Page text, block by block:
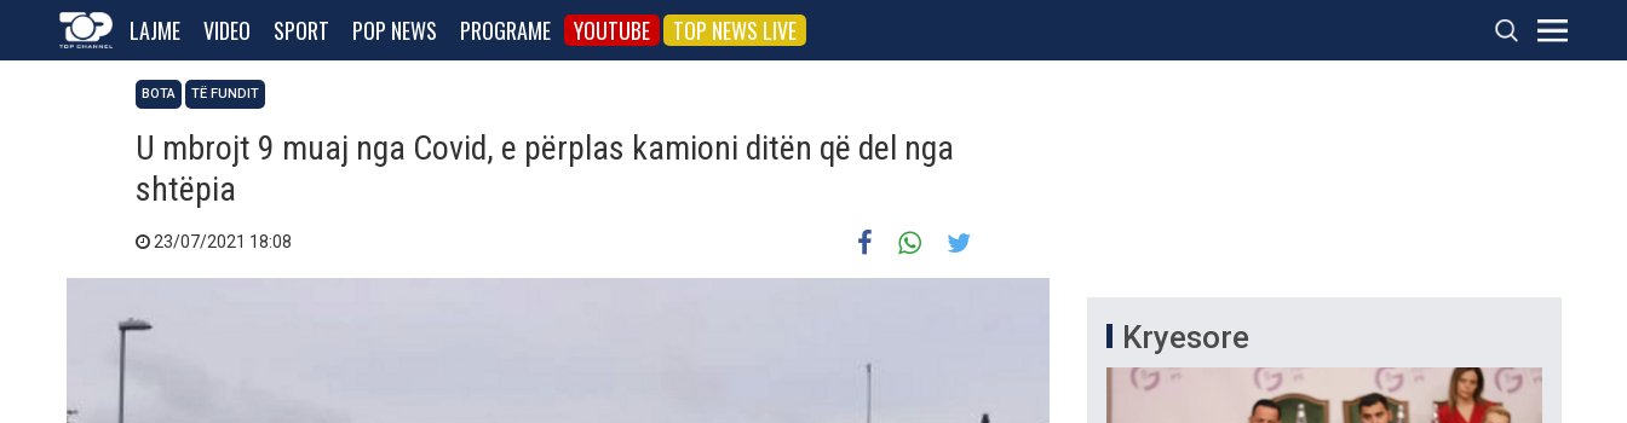
LAJME VIDEO SPORT POP NEWS PROGRAME YOUTUBE TOP NEWS LIVE
BOTA TË FUNDIT
U mbrojt 9 muaj nga Covid, e përplas kamioni ditën që del nga
shtëpia
23/07/2021 18:08
Kryesore